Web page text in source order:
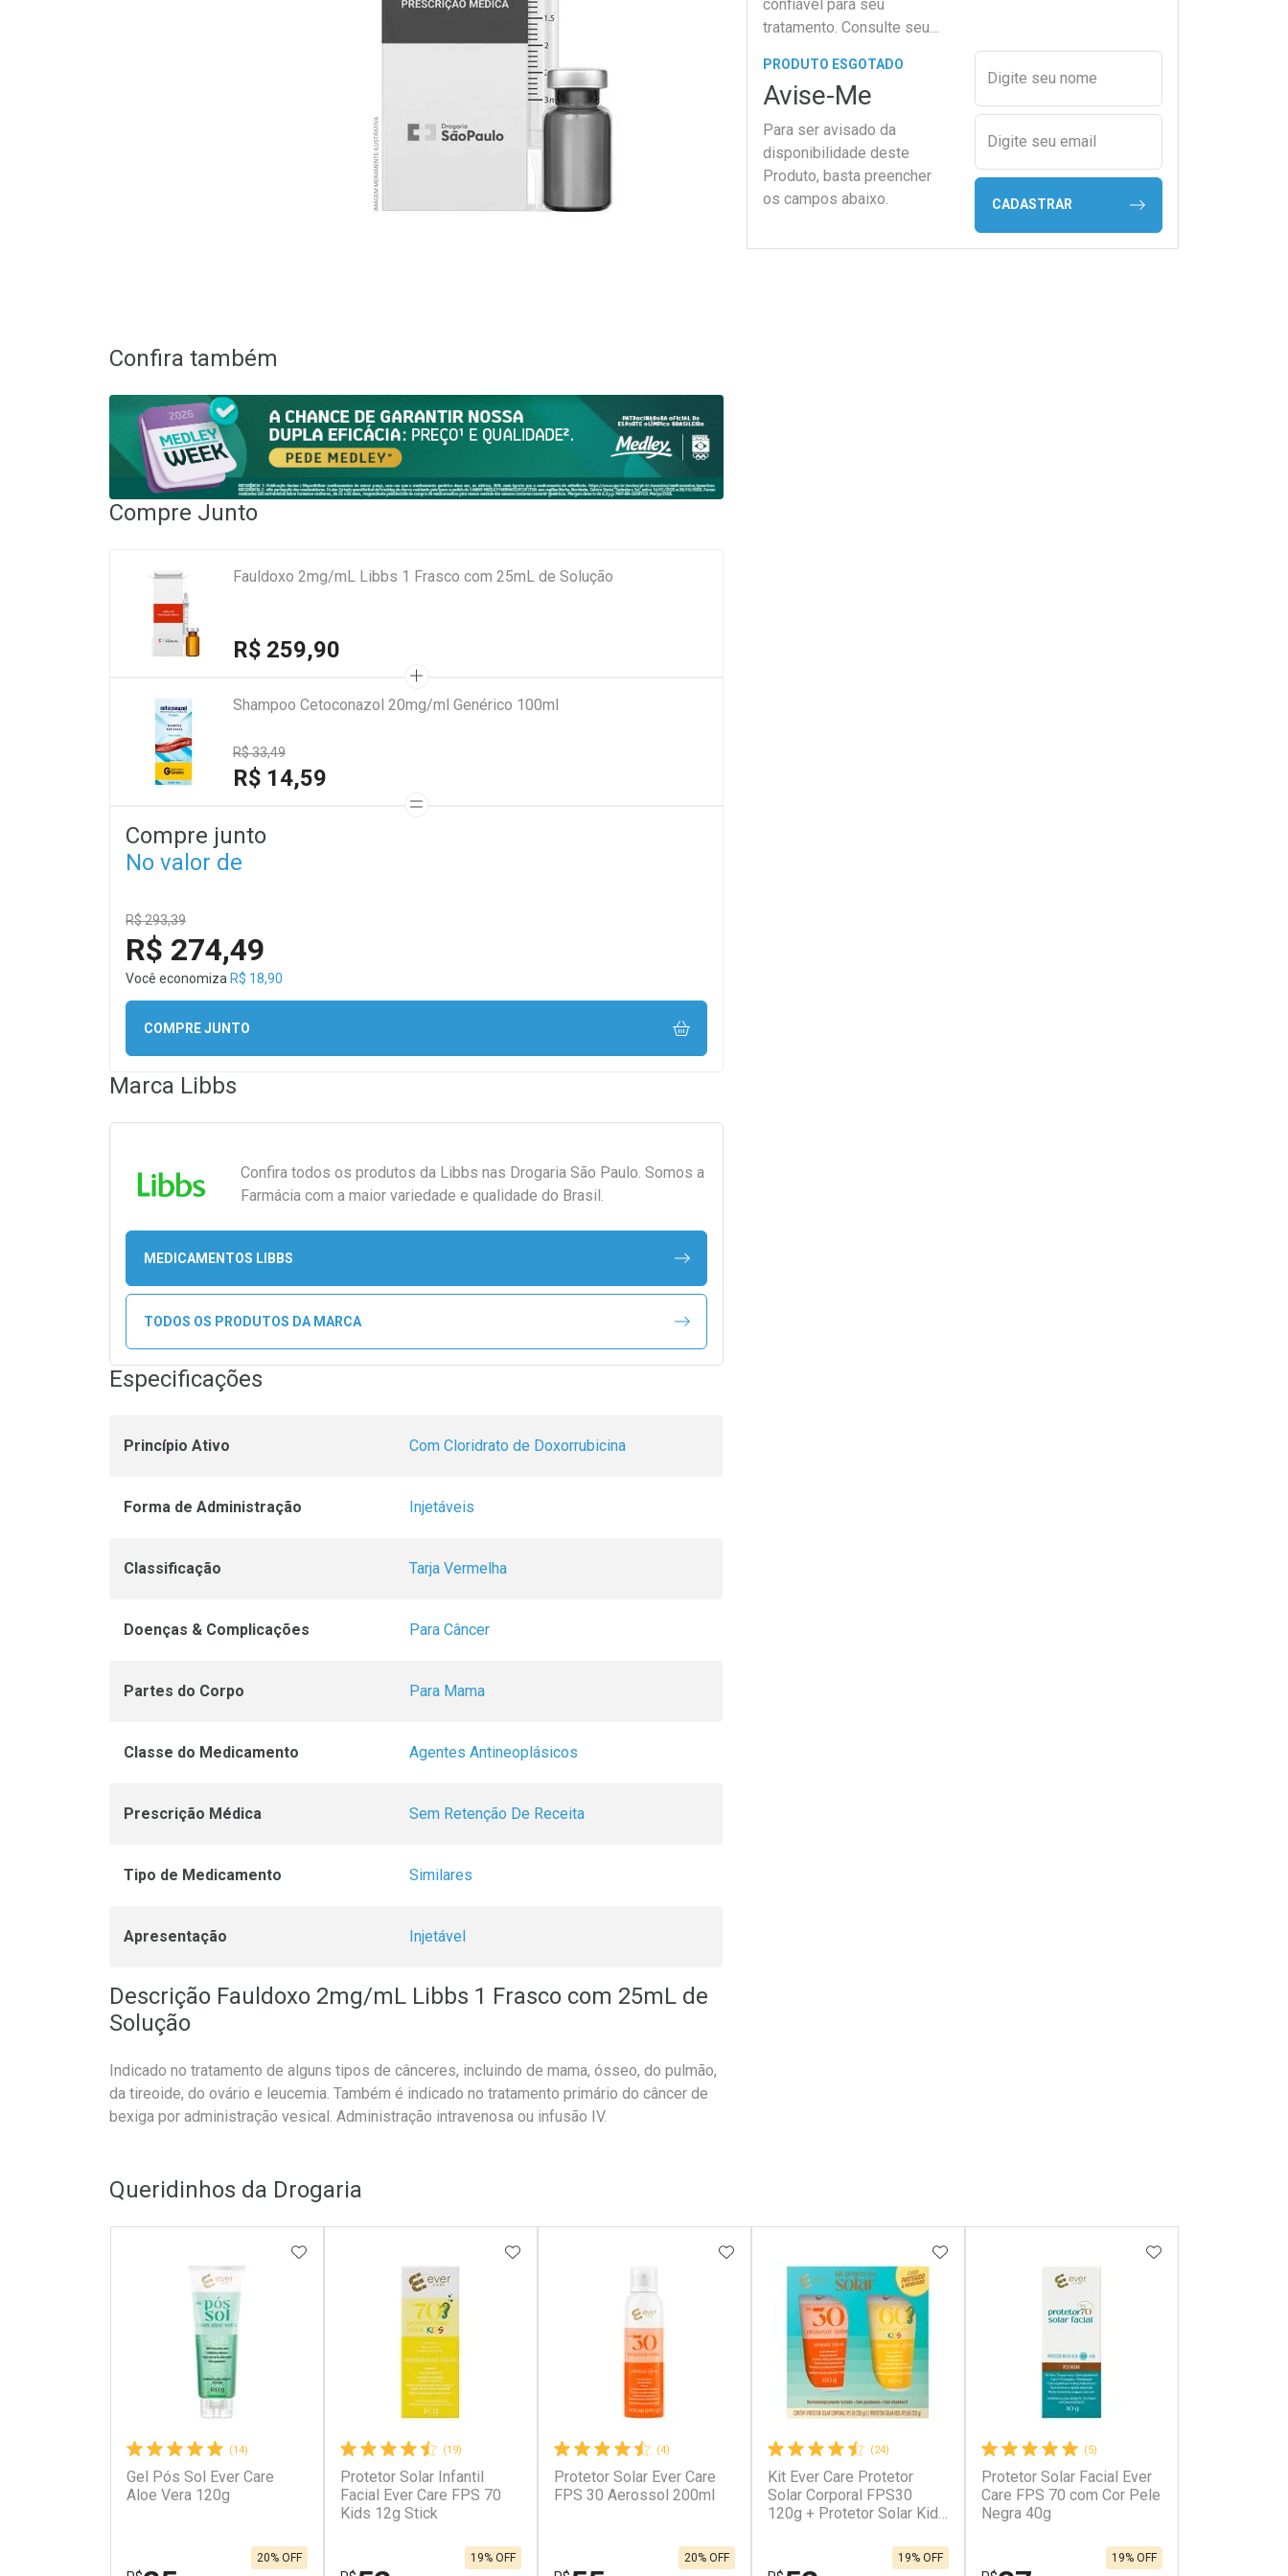
confiável para seu
tratamento. Consulte seu
PRODUTO ESGOTADO
Avise-Me
Para ser avisado da
disponibilidade deste
Produto, basta preencher
os campos abaixo.
Preencher nome e email
Digite seu nome
Digite seu email
CADASTRAR
Confira também
Compre Junto
Fauldoxo 2mg/mL Libbs 1 Frasco com 25mL de Solução
R$ 259,90
Shampoo Cetoconazol 20mg/ml Genérico 100ml
R$ 33,49
R$ 14,59
Compre junto
No valor de
R$ 293,39
R$ 274,49
Você economiza R$ 18,90
COMPRE JUNTO
Marca Libbs
Confira todos os produtos da Libbs nas Drogaria São Paulo. Somos a
Farmácia com a maior variedade e qualidade do Brasil.
MEDICAMENTOS LIBBS
TODOS OS PRODUTOS DA MARCA
Especificações
Princípio Ativo Com Cloridrato de Doxorrubicina
Forma de Administração Injetáveis
Classificação Tarja Vermelha
Doenças & Complicações Para Câncer
Partes do Corpo Para Mama
Classe do Medicamento Agentes Antineoplásicos
Prescrição Médica Sem Retenção De Receita
Tipo de Medicamento Similares
Apresentação Injetável
Descrição Fauldoxo 2mg/mL Libbs 1 Frasco com 25mL de
Solução
Indicado no tratamento de alguns tipos de cânceres, incluindo de mama, ósseo, do pulmão,
da tireoide, do ovário e leucemia. Também é indicado no tratamento primário do câncer de
bexiga por administração vesical. Administração intravenosa ou infusão IV.
Queridinhos da Drogaria
(14)
Gel Pós Sol Ever Care
Aloe Vera 120g
20% OFF
ADICIONAR AOS FAVORITOS
(19)
Protetor Solar Infantil
Facial Ever Care FPS 70
Kids 12g Stick
19% OFF
ADICIONAR AOS FAVORITOS
(4)
Protetor Solar Ever Care
FPS 30 Aerossol 200ml
20% OFF
ADICIONAR AOS FAVORITOS
(24)
Kit Ever Care Protetor
Solar Corporal FPS30
120g + Protetor Solar Kids
19% OFF
ADICIONAR AOS FAVORITOS
(5)
Protetor Solar Facial Ever
Care FPS 70 com Cor Pele
Negra 40g
19% OFF
ADICIONAR AOS